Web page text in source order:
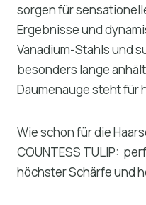
sorgen für
Ergebnisse und
Vanadium-Stahls und
besonders lange
Daumenauge steht für
Wie schon für die
COUNTESS TULIP:
höchster Schärfe und